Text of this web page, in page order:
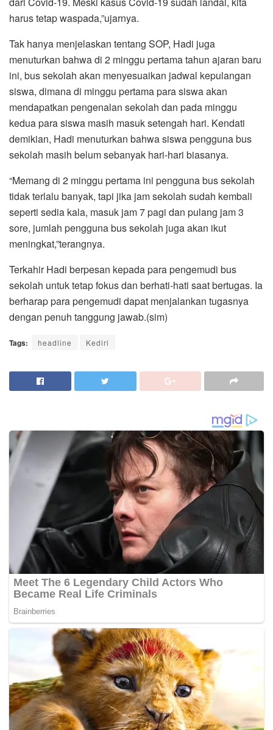
harus tetap waspada,”ujarnya.
Tak hanya menjelaskan tentang SOP, Hadi juga
menuturkan bahwa di 2 minggu pertama tahun ajaran baru
ini, bus sekolah akan menyesuaikan jadwal kepulangan
siswa, dimana di minggu pertama para siswa akan
mendapatkan pengenalan sekolah dan pada minggu
kedua para siswa masih masuk setengah hari. Kendati
demikian, Hadi menuturkan bahwa siswa pengguna bus
sekolah masih belum sebanyak hari-hari biasanya.
“Memang di 2 minggu pertama ini pengguna bus sekolah
tidak terlalu banyak, tapi jika jam sekolah sudah kembali
seperti sedia kala, masuk jam 7 pagi dan pulang jam 3
sore, jumlah pengguna bus sekolah juga akan ikut
meningkat,”terangnya.
Terkahir Hadi berpesan kepada para pengemudi bus
sekolah untuk tetap fokus dan berhati-hati saat bertugas. Ia
berharap para pengemudi dapat menjalankan tugasnya
dengan penuh tanggung jawab.(sim)
Tags: headline Kediri